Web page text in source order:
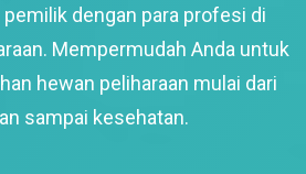
dengan para profesi di
Mempermudah Anda untuk
hewan peliharaan mulai dari
sampai kesehatan.